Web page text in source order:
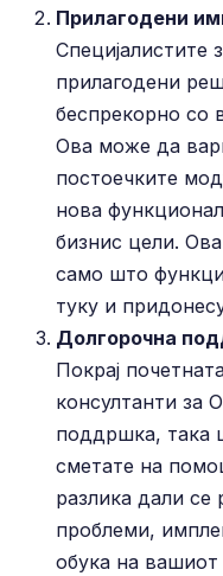
Прилагодени
Специјалистите
прилагодени
беспрекорно со
Ова може да
постоечките
нова
бизнис цели.
само што
туку и
Долгорочна
Покрај
консултанти за
поддршка, така
сметате на
разлика дали
проблеми,
обука на